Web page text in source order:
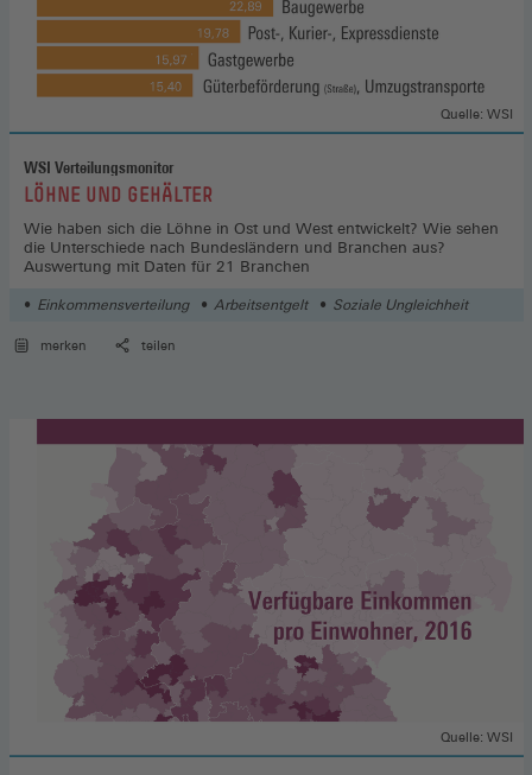
WSI Verteilungsmonitor
:LÖHNE UND GEHÄLTER
Wie haben sich die Löhne in Ost und West entwickelt? Wie sehen
die Unterschiede nach Bundesländern und Branchen aus?
Auswertung mit Daten für 21 Branchen
Quelle: WSI
Einkommensverteilung Arbeitsentgelt Soziale Ungleichheit
merken teilen
Quelle: WSI